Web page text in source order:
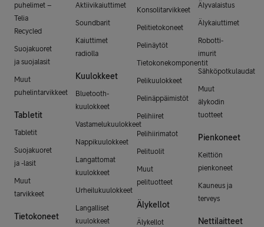
puhelimet –
Telia
Recycled
Suojakuoret
ja suojalasit
Muut
puhelintarvikkeet
Tabletit
Tabletit
Suojakuoret
ja -lasit
Muut
tarvikkeet
Tietokoneet
Aktiivikaiuttimet
Soundbarit
Kaiuttimet
radiolla
Kuulokkeet
Bluetooth-
kuulokkeet
Vastamelukuulokkeet
Nappikuulokkeet
Langattomat
kuulokkeet
Urheilukuulokkeet
Langalliset
kuulokkeet
Konsolitarvikkeet
Pelitietokoneet
Pelinäytöt
Tietokonekomponentit
Pelikuulokkeet
Pelinäppäimistöt
Pelihiiret
Pelihiirimatot
Pelituolit
Muut
pelituotteet
Älykellot
Älykellot
Älyvalaistus
Älykaiuttimet
Robotti-
imurit
Sähköpotkulaudat
Muut
älykodin
tuotteet
Pienkoneet
Keittiön
pienkoneet
Kauneus ja
terveys
Nettilaitteet